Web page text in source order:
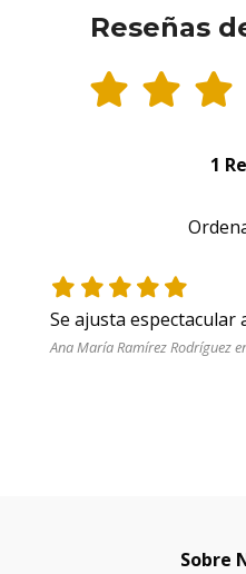
Reseñas
1
Se ajusta espectacular
Ana María Ramírez Rodríguez
Sobre